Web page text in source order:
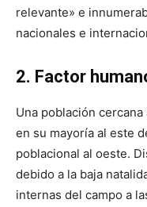
relevante» e
nacionales e
2. Factor
Una población
en su mayoría al este
poblacional al oeste.
debido a la baja
internas del campo a